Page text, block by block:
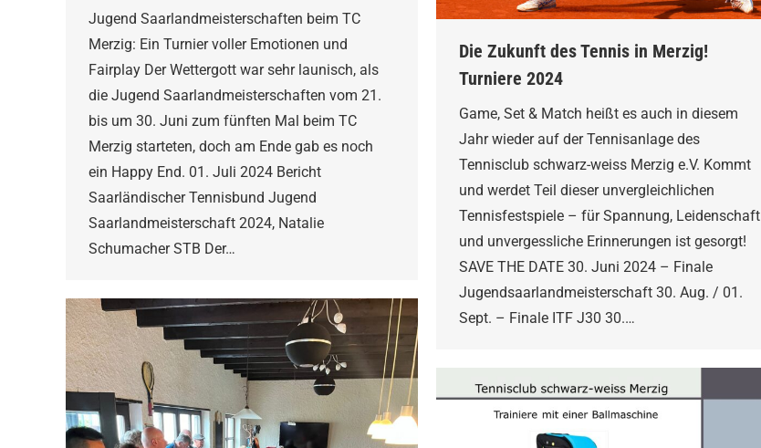
Jugend Saarlandmeisterschaften beim TC
Merzig: Ein Turnier voller Emotionen und
Fairplay Der Wettergott war sehr launisch, als
die Jugend Saarlandmeisterschaften vom 21.
bis um 30. Juni zum fünften Mal beim TC
Merzig starteten, doch am Ende gab es noch
ein Happy End. 01. Juli 2024 Bericht
Saarländischer Tennisbund Jugend
Saarlandmeisterschaft 2024, Natalie
Schumacher STB Der…
Die Zukunft des Tennis in Merzig!
Turniere 2024
Game, Set & Match heißt es auch in diesem
Jahr wieder auf der Tennisanlage des
Tennisclub schwarz-weiss Merzig e.V. Kommt
und werdet Teil dieser unvergleichlichen
Tennisfestspiele – für Spannung, Leidenschaft
und unvergessliche Erinnerungen ist gesorgt!
SAVE THE DATE 30. Juni 2024 – Finale
Jugendsaarlandmeisterschaft 30. Aug. / 01.
Sept. – Finale ITF J30 30.…